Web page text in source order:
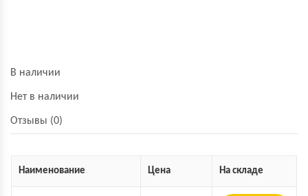
В наличии
Нет в наличии
Отзывы (0)
Наименование Цена На складе